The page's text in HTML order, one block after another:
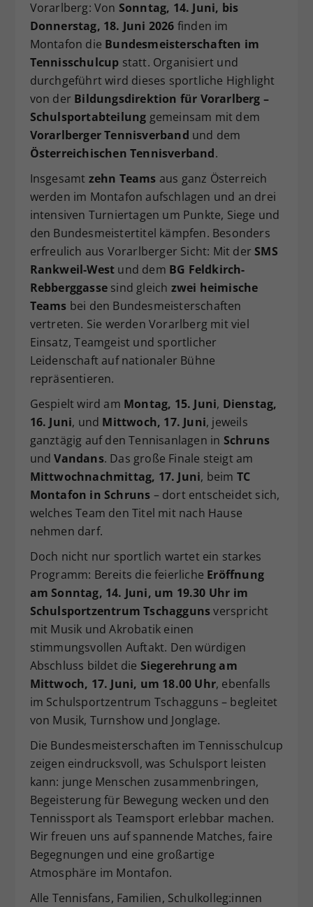
Vorarlberg: Von Sonntag, 14. Juni, bis
Donnerstag, 18. Juni 2026 finden im
Montafon die Bundesmeisterschaften im
Tennisschulcup statt. Organisiert und
durchgeführt wird dieses sportliche Highlight
von der Bildungsdirektion für Vorarlberg –
Schulsportabteilung gemeinsam mit dem
Vorarlberger Tennisverband und dem
Österreichischen Tennisverband.
Insgesamt zehn Teams aus ganz Österreich
werden im Montafon aufschlagen und an drei
intensiven Turniertagen um Punkte, Siege und
den Bundesmeistertitel kämpfen. Besonders
erfreulich aus Vorarlberger Sicht: Mit derSMS
Rankweil-West und dem BG Feldkirch-
Rebberggassesind gleich zwei heimische
Teams bei den Bundesmeisterschaften
vertreten. Sie werden Vorarlberg mit viel
Einsatz, Teamgeist und sportlicher
Leidenschaft auf nationaler Bühne
repräsentieren.
Gespielt wird am Montag, 15. Juni, Dienstag,
16. Juni, und Mittwoch, 17. Juni, jeweils
ganztägig auf den Tennisanlagen in Schruns
undVandans. Das große Finale steigt am
Mittwochnachmittag, 17. Juni, beim TC
Montafon in Schruns – dort entscheidet sich,
welches Team den Titel mit nach Hause
nehmen darf.
Doch nicht nur sportlich wartet ein starkes
Programm: Bereits die feierliche Eröffnung
am Sonntag, 14. Juni, um 19.30 Uhr im
Schulsportzentrum Tschaggunsverspricht
mit Musik und Akrobatik einen
stimmungsvollen Auftakt. Den würdigen
Abschluss bildet die Siegerehrung am
Mittwoch, 17. Juni, um 18.00 Uhr, ebenfalls
im Schulsportzentrum Tschagguns – begleitet
von Musik, Turnshow und Jonglage.
Die Bundesmeisterschaften im Tennisschulcup
zeigen eindrucksvoll, was Schulsport leisten
kann: junge Menschen zusammenbringen,
Begeisterung für Bewegung wecken und den
Tennissport als Teamsport erlebbar machen.
Wir freuen uns auf spannende Matches, faire
Begegnungen und eine großartige
Atmosphäre im Montafon.
Alle Tennisfans, Familien, Schulkolleg:innen
Zweck
Dieser Wert speichert Ihre Consent-
Einstellungen. Unter anderem eine
zufällig generierte ID, für die
historische Speicherung Ihrer
vorgenommen Einstellungen, falls der
Webseiten-Betreiber dies eingestellt
hat.